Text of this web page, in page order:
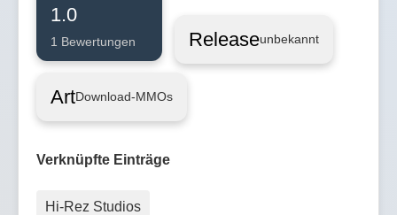
1.0
1 Bewertungen Releaseunbekannt
ArtDownload-MMOs
Verknüpfte Einträge
Hi-Rez Studios